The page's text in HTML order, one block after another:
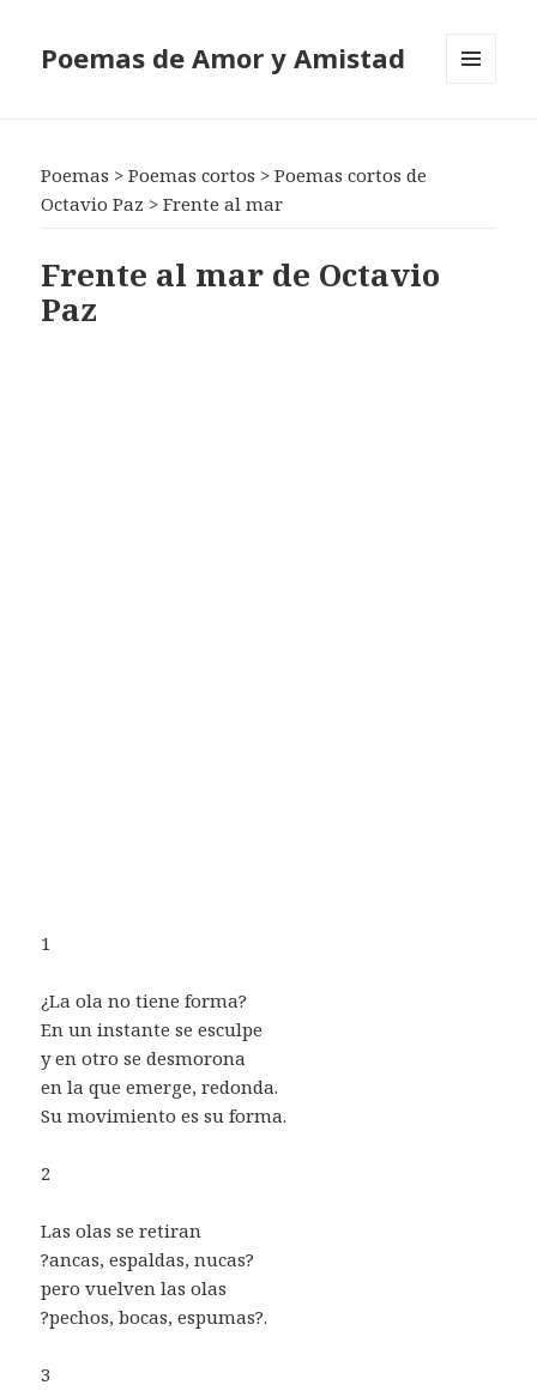
Poemas de Amor y Amistad
Poemas >Poemas cortos >Poemas cortos de
Octavio Paz >Frente al mar
Frente al mar de Octavio
Paz
1
¿La ola no tiene forma?
En un instante se esculpe
y en otro se desmorona
en la que emerge, redonda.
Su movimiento es su forma.
2
Las olas se retiran
?ancas, espaldas, nucas?
pero vuelven las olas
?pechos, bocas, espumas?.
3